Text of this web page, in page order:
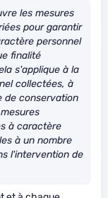
les mesures
pour garantir
personnel
finalité
s'applique à la
collectées, à
de conservation
à caractère
à un nombre
l'intervention de